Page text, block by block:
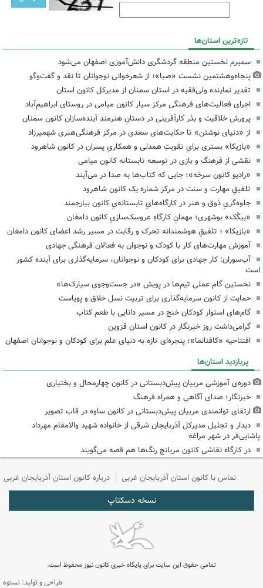
تازه‌ترین استان‌ها
سمیرم نخستین منطقه گردشگری دانش‌آموزی اصفهان می‌شود
پنجاه‌وهشتمین نشست «صبا»؛ از شعرخوانی نوجوانان تا نقد و گفت‌وگو
تقدیر نماینده ولی‌فقیه در استان سمنان از مدیرکل کانون استان
اجرای فعالیت‌های فرهنگی مرکز سیار کانون میامی در روستای ابراهیم‌آباد
پرورش خلاقیت و بذر کارآفرینی در دستانِ هنرمندِ آینده‌سازان کانون سمنان
از «دنیای نوشتن» تا حکایت‌های سعدی در مرکز فرهنگی‌هنری شهمیرزاد
«بازیکا» بستری برایِ تقویتِ همدلی و همکاریِ پسران در کانون شاهرود
نقشی از فرهنگ و بازی در توسعه تابستانه کانون میامی
«رادیو کانون سرخه»؛ جایی که کتاب‌ها به صدا در می‌آیند
تلفیقِ مهارت و سنت در مرکز شماره یک کانون شاهرود
جلوه‌گریِ ذوق و هنر در کارگاه‌هایِ تابستانه‌یِ کانون بیارجمند
«بیگَک» بوشهری؛ مهمانِ کارگاهِ عروسک‌سازیِ کانون دامغان
«بازیکا» ؛ تلفیقِ هوشمندانه تحرک و رقابت در مسیر رشد اعضای کانون دامغان
آموزش مهارت‌های کار با کودک و نوجوان به فعالان فرهنگی جهادی
آب‌سوران: کار جهادی برای کودکان و نوجوانان، سرمایه‌گذاری برای آینده کشور
است
نخستین گام عملی تیم‌ها در پویش «در جست‌وجوی سیارک‌ها»
حمایت از کانون سرمایه‌گذاری برای تربیت نسل خلاق و پویاست
گام‌های استوار کودکان خنج در مسیر دانایی با طعم کتاب
گرامی‌داشت روز خبرنگار در کانون استان قزوین
افتتاحیه «کافنانما»؛ پنجره‌ای تازه به دنیای علم برای کودکان و نوجوانان اصفهان
پربازدید استان‌ها
دوره‌ی آموزشی مربیان پیش‌دبستانی در کانون چهارمحال و بختیاری
خبرنگار؛ صدای آگاهی و همراه فرهنگ
ارتقای توانمندی مربیان پیش‌دبستانی در کانون ساوه در قاب تصویر
دیدار و تجلیل مدیرکل آذربایجان شرقی از خانواده شهید والامقام مهرداد
پاشایی‌فر در شهر مراغه
در کارگاه نقاشی کانون مریانج رنگ‌ها هم قصه می‌گویند
تماس با کانون استان آذربایجان غربی درباره کانون استان آذربایجان غربی
نسخه دسکتاپ
تمامی حقوق این سایت برای پایگاه خبری کانون نیوز محفوظ است.
طراحی و تولید: نستوه